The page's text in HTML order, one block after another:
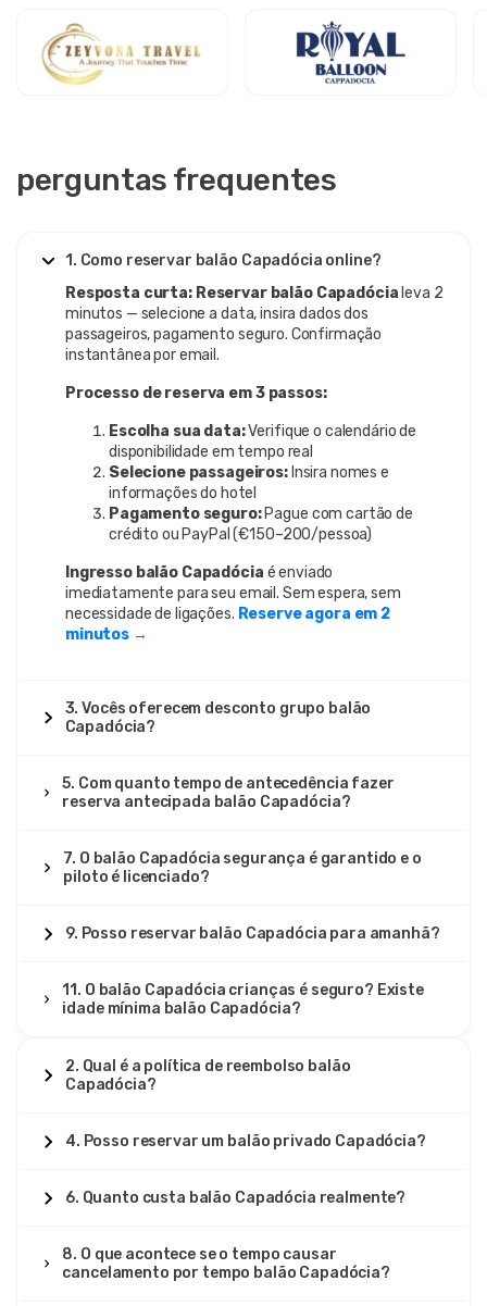
perguntas frequentes
1. Como reservar balão Capadócia online?
Resposta curta: Reservar balão Capadócia leva 2
minutos — selecione a data, insira dados dos
passageiros, pagamento seguro. Confirmação
instantânea por email.
Processo de reserva em 3 passos:
Escolha sua data:Verifique o calendário de
disponibilidade em tempo real
Selecione passageiros:Insira nomes e
informações do hotel
Pagamento seguro:Pague com cartão de
crédito ou PayPal (€150–200/pessoa)
Ingresso balão Capadócia é enviado
imediatamente para seu email. Sem espera, sem
necessidade de ligações. Reserve agora em 2
minutos →
3. Vocês oferecem desconto grupo balão
Capadócia?
5. Com quanto tempo de antecedência fazer
reserva antecipada balão Capadócia?
7. O balão Capadócia segurança é garantido e o
piloto é licenciado?
9. Posso reservar balão Capadócia para amanhã?
11. O balão Capadócia crianças é seguro? Existe
idade mínima balão Capadócia?
2. Qual é a política de reembolso balão
Capadócia?
4. Posso reservar um balão privado Capadócia?
6. Quanto custa balão Capadócia realmente?
8. O que acontece se o tempo causar
cancelamento por tempo balão Capadócia?